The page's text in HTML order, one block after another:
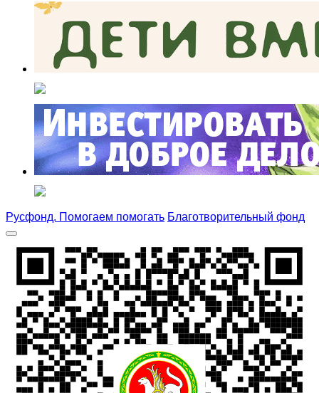
Русфонд. Помогаем помогать Благотворительный фонд